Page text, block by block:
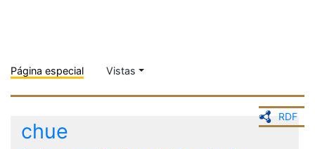
Página especial Vistas
RDF
chue